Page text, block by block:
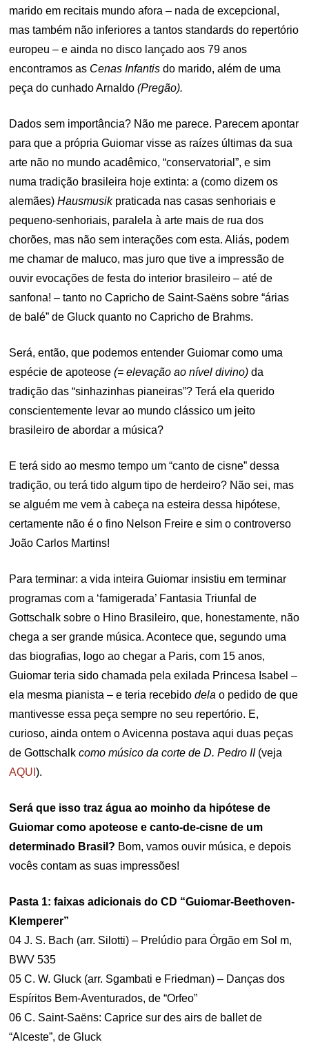
marido em recitais mundo afora – nada de excepcional,
mas também não inferiores a tantos standards do repertório
europeu – e ainda no disco lançado aos 79 anos
encontramos as Cenas Infantisdo marido, além de uma
peça do cunhado Arnaldo(Pregão).
Dados sem importância? Não me parece. Parecem apontar
para que a própria Guiomar visse as raízes últimas da sua
arte não no mundo acadêmico, “conservatorial”, e sim
numa tradição brasileira hoje extinta: a (como dizem os
alemães)Hausmusik praticada nas casas senhoriais e
pequeno-senhoriais, paralela à arte mais de rua dos
chorões, mas não sem interações com esta. Aliás, podem
me chamar de maluco, mas juro que tive a impressão de
ouvir evocações de festa do interior brasileiro – até de
sanfona! – tanto no Capricho de Saint-Saëns sobre “árias
de balé” de Gluck quanto no Capricho de Brahms.
Será, então, que podemos entender Guiomar como uma
espécie de apoteose(= elevação ao nível divino)da
tradição das “sinhazinhas pianeiras”? Terá ela querido
conscientemente levar ao mundo clássico um jeito
brasileiro de abordar a música?
E terá sido ao mesmo tempo um “canto de cisne” dessa
tradição, ou terá tido algum tipo de herdeiro? Não sei, mas
se alguém me vem à cabeça na esteira dessa hipótese,
certamente não é o fino Nelson Freire e sim o controverso
João Carlos Martins!
Para terminar: a vida inteira Guiomar insistiu em terminar
programas com a ‘famigerada’ Fantasia Triunfal de
Gottschalk sobre o Hino Brasileiro, que, honestamente, não
chega a ser grande música. Acontece que, segundo uma
das biografias, logo ao chegar a Paris, com 15 anos,
Guiomar teria sido chamada pela exilada Princesa Isabel –
ela mesma pianista – e teria recebidodelao pedido de que
mantivesse essa peça sempre no seu repertório. E,
curioso, ainda ontem o Avicenna postava aqui duas peças
de Gottschalkcomo músico da corte de D. Pedro II (veja
AQUI).
Será que isso traz água ao moinho da hipótese de
Guiomar como apoteose e canto-de-cisne de um
determinado Brasil? Bom, vamos ouvir música, e depois
vocês contam as suas impressões!
Pasta 1: faixas adicionais do CD “Guiomar-Beethoven-
Klemperer”
04 J. S. Bach (arr. Silotti) – Prelúdio para Órgão em Sol m,
BWV 535
05 C. W. Gluck (arr. Sgambati e Friedman) – Danças dos
Espíritos Bem-Aventurados, de “Orfeo”
06 C. Saint-Saëns: Caprice sur des airs de ballet de
“Alceste”, de Gluck